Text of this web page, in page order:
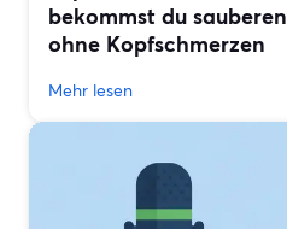
bekommst du
ohne Kopfschmerzen
Mehr lesen